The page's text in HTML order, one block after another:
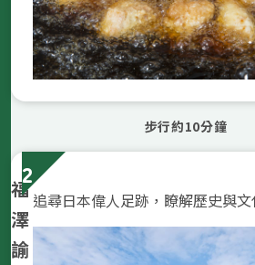
步行約10分鐘
2
福
澤
諭
追尋日本偉人足跡，瞭解歷史與